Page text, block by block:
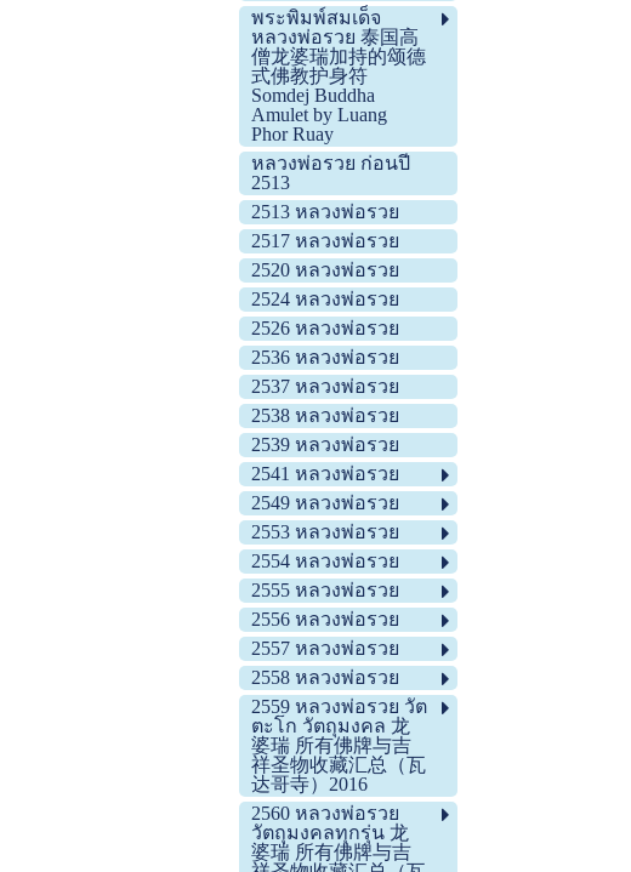
พระพิมพ์สมเด็จ
หลวงพ่อรวย 泰国高
僧龙婆瑞加持的颂德
式佛教护身符
Somdej Buddha
Amulet by Luang
Phor Ruay
หลวงพ่อรวย ก่อนปี
2513
2513 หลวงพ่อรวย
2517 หลวงพ่อรวย
2520 หลวงพ่อรวย
2524 หลวงพ่อรวย
2526 หลวงพ่อรวย
2536 หลวงพ่อรวย
2537 หลวงพ่อรวย
2538 หลวงพ่อรวย
2539 หลวงพ่อรวย
2541 หลวงพ่อรวย
2549 หลวงพ่อรวย
2553 หลวงพ่อรวย
2554 หลวงพ่อรวย
2555 หลวงพ่อรวย
2556 หลวงพ่อรวย
2557 หลวงพ่อรวย
2558 หลวงพ่อรวย
2559 หลวงพ่อรวย วัต
ตะโก วัตถุมงคล 龙
婆瑞 所有佛牌与吉
祥圣物收藏汇总（瓦
达哥寺）2016
2560 หลวงพ่อรวย
วัตถุมงคลทุกรุ่น 龙
婆瑞 所有佛牌与吉